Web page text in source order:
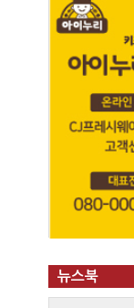
뉴스북